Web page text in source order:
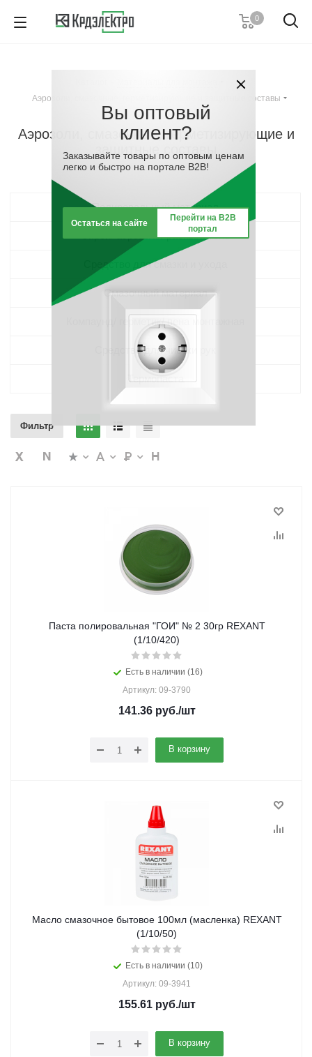
0
Аэрозоли, смазочные, герметизирующие и защитные составы
Аэрозоли, смазочные, герметизирующие и
защитные составы
Полировальный материал
Спрей/ аэрозоль/ распылитель
Средство для смазки и ухода
Смазочный материал
Компаунд/ герметик/ пена монтажная
Средство для чистки рук
Термопаста
Фильтр
Паста полировальная "ГОИ" № 2 30гр REXANT
(1/10/420)
Есть в наличии (16)
Артикул: 09-3790
141.36руб./шт
В корзину
Масло смазочное бытовое 100мл (масленка) REXANT
(1/10/50)
Есть в наличии (10)
Артикул: 09-3941
155.61руб./шт
В корзину
Вы оптовый
клиент?
Заказывайте товары по оптовым ценам
легко и быстро на портале B2B!
Остаться на сайте
Перейти на B2B
портал